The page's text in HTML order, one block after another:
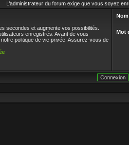
L’administrateur du forum exige que vous soyez
secondes et augmente vos possibilités.
enregistrés. Avant de vous
politique de vie privée. Assurez-vous de
Mot